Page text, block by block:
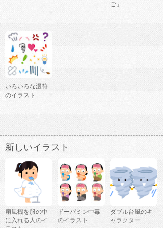
ご」
いろいろな漫符
のイラスト
新しいイラスト
扇風機を服の中
に入れる人のイ
ドーパミン中毒
のイラスト
ダブル台風のキ
ャラクター